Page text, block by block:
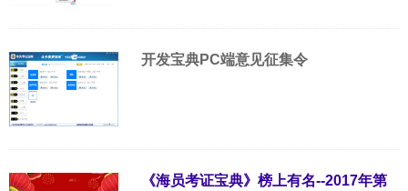
开发宝典PC端意见征集令
《海员考证宝典》榜上有名--2017年第